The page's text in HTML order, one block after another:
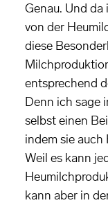
Genau. Und
von der
diese
entsprechend
Denn ich sage
selbst einen
indem sie auch
Weil es kann
kann aber in